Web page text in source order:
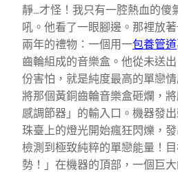
靜…才怪！我只有一腔熱血的傻
吼。他看了一眼腳邊。那裡放
兩年的禮物：一個用一包養管道
齒輪組成的音樂盒。他從未送
份害怕，就是純度最高的單戀
將那個黃銅齒輪音樂盒砸爛，
感調節器」的輸入口。機器發
珠臺上的燈光開始瘋狂閃爍，
檢測到極致純粹的單戀能量！
勢！」在機器的頂部，一個巨